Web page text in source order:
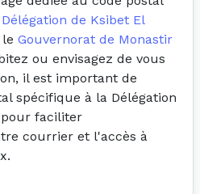
Délégation de Ksibet El
Gouvernorat de Monastir
ou envisagez de vous
il est important de
spécifique à la Délégation
pour faciliter
courrier et l'accès à